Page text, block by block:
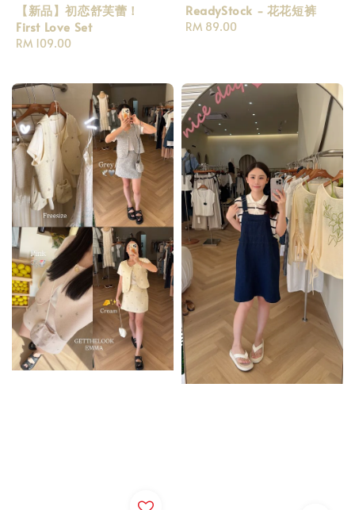
【新品】初恋舒芙蕾！
First Love Set
Regular
RM 109.00
ReadyStock - 花花短裤
Regular
RM 89.00